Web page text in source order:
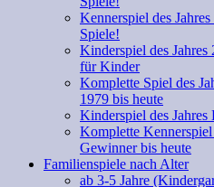
Kennerspiel des
Spiele!
Kinderspiel des
für Kinder
Komplette Spiel des
1979 bis heute
Kinderspiel des
Komplette
Gewinner bis heute
Familienspiele nach Alter
ab 3-5 Jahre